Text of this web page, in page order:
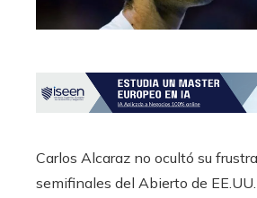
Carlos Alcaraz no ocultó su
semifinales del Abierto de